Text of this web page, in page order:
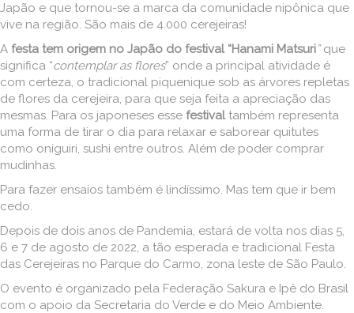
Japão e que tornou-se a marca da comunidade nipônica que
vive na região. São mais de 4.000 cerejeiras!
A festa tem origem no Japão do festival “Hanami Matsuri”que
significa “contemplar as flores” onde a principal atividade é
com certeza, o tradicional piquenique sob as árvores repletas
de flores da cerejeira, para que seja feita a apreciação das
mesmas. Para os japoneses esse festivaltambém representa
uma forma de tirar o dia para relaxar e saborear quitutes
como oniguiri, sushi entre outros. Além de poder comprar
mudinhas.
Para fazer ensaios também é lindíssimo. Mas tem que ir bem
cedo.
Depois de dois anos de Pandemia, estará de volta nos dias 5,
6 e 7 de agosto de 2022, a tão esperada e tradicional Festa
das Cerejeiras no Parque do Carmo, zona leste de São Paulo.
O evento é organizado pela Federação Sakura e Ipê do Brasil
com o apoio da Secretaria do Verde e do Meio Ambiente.